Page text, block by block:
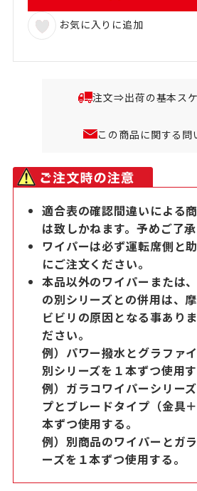
お気に入りに追加
注文⇒出荷の基本ス
この商品に関する問
適合表の確認間違いによる
は致しかねます。予めご了承
ワイパーは必ず運転席側と
にご注文ください。
本品以外のワイパーまたは
の別シリーズとの併用は、
ビビリの原因となる事あり
ださい。
例）パワー撥水とグラファ
別シリーズを１本ずつ使用す
例）ガラコワイパーシリー
プとブレードタイプ（金具
本ずつ使用する。
例）別商品のワイパーとガ
ーズを１本ずつ使用する。